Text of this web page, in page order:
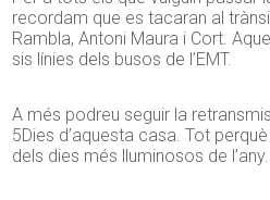
recordam que es tacaran al
Rambla, Antoni Maura i Cort.
sis línies dels busos de l’EMT.
A més podreu seguir la
5Dies d’aquesta casa. Tot
dels dies més lluminosos de l’any.